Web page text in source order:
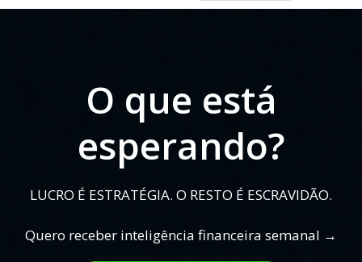
O que está
esperando?
LUCRO É ESTRATÉGIA. O RESTO É ESCRAVIDÃO.
Quero receber inteligência financeira semanal →